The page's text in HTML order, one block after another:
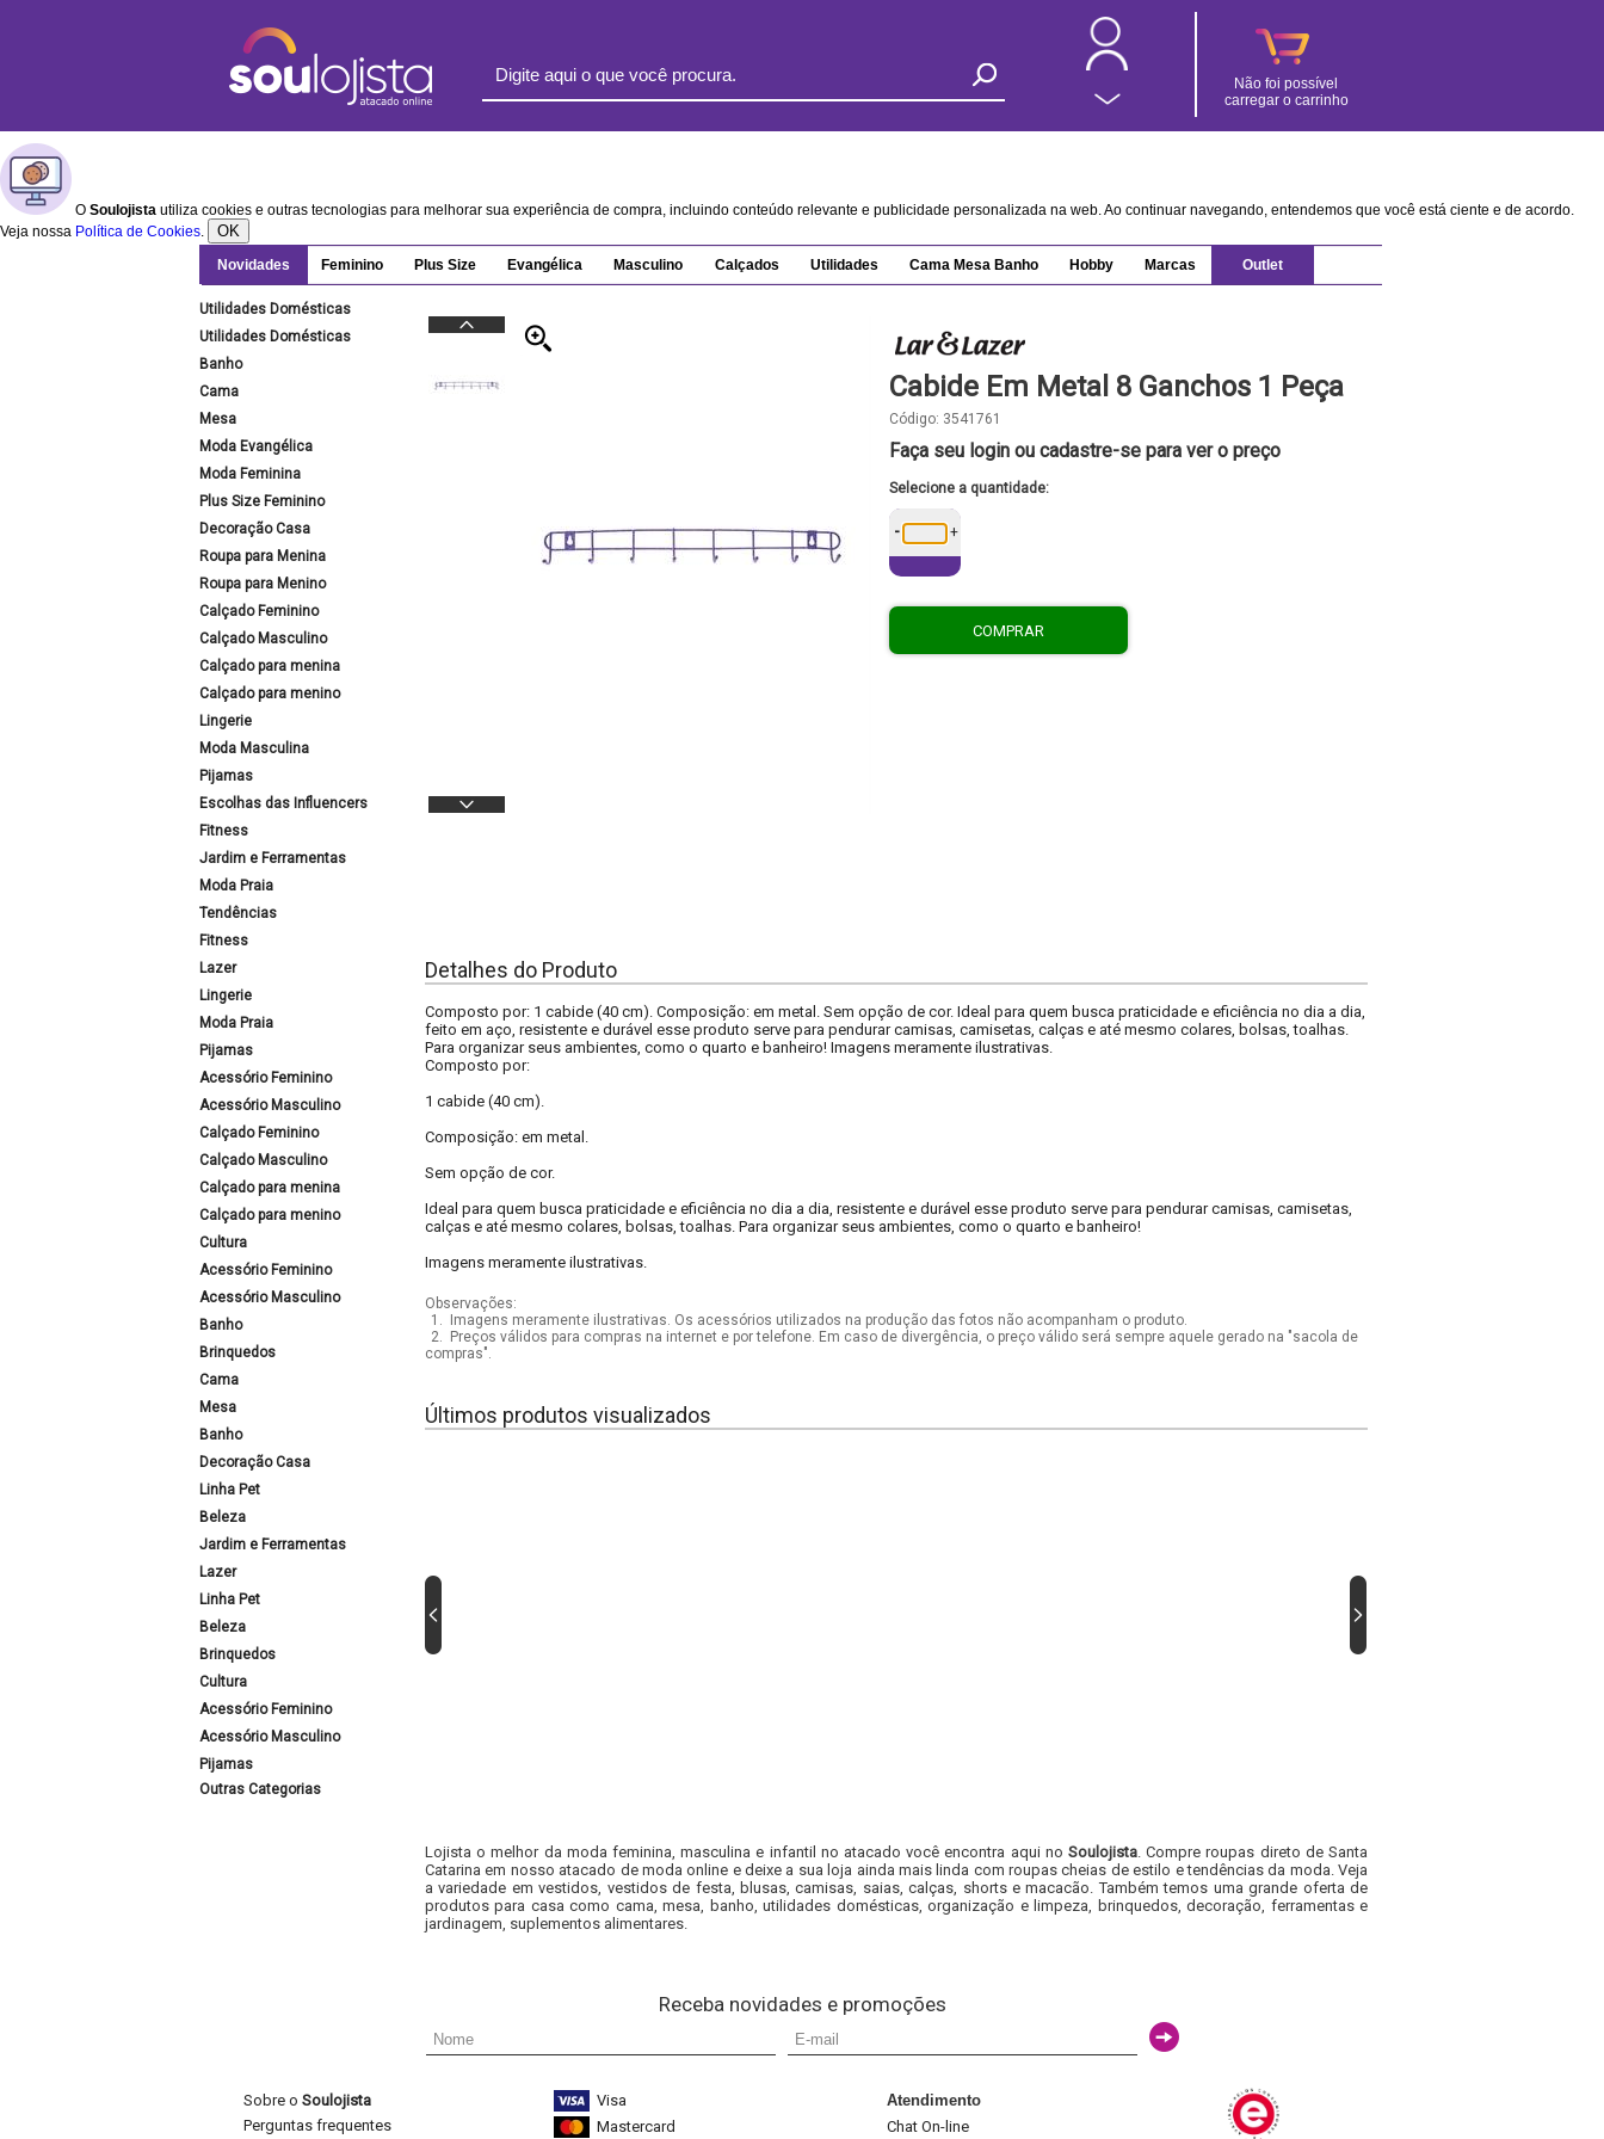
Não foi possível
carregar o carrinho
O Soulojista utiliza cookies e outras tecnologias para melhorar sua experiência de compra, incluindo conteúdo relevante e publicidade personalizada na web. Ao continuar navegando, entendemos que você está ciente e de acordo.
Veja nossa Política de Cookies. OK
Novidades Feminino Plus Size Evangélica Masculino Calçados Utilidades Cama Mesa Banho Hobby Marcas Outlet
Utilidades Domésticas
Utilidades Domésticas
Banho
Cama
Mesa
Moda Evangélica
Moda Feminina
Plus Size Feminino
Decoração Casa
Roupa para Menina
Roupa para Menino
Calçado Feminino
Calçado Masculino
Calçado para menina
Calçado para menino
Lingerie
Moda Masculina
Pijamas
Escolhas das Influencers
Fitness
Jardim e Ferramentas
Moda Praia
Tendências
Fitness
Lazer
Lingerie
Moda Praia
Pijamas
Acessório Feminino
Acessório Masculino
Calçado Feminino
Calçado Masculino
Calçado para menina
Calçado para menino
Cultura
Acessório Feminino
Acessório Masculino
Banho
Brinquedos
Cama
Mesa
Banho
Decoração Casa
Linha Pet
Beleza
Jardim e Ferramentas
Lazer
Linha Pet
Beleza
Brinquedos
Cultura
Acessório Feminino
Acessório Masculino
Pijamas
Outras Categorias
Cabide Em Metal 8 Ganchos 1 Peça
Código: 3541761
Faça seu login ou cadastre-se para ver o preço
Selecione a quantidade:
- +
COMPRAR
Detalhes do Produto
Composto por: 1 cabide (40 cm). Composição: em metal. Sem opção de cor. Ideal para quem busca praticidade e eficiência no dia a dia,
feito em aço, resistente e durável esse produto serve para pendurar camisas, camisetas, calças e até mesmo colares, bolsas, toalhas.
Para organizar seus ambientes, como o quarto e banheiro! Imagens meramente ilustrativas.
Composto por:
1 cabide (40 cm).
Composição: em metal.
Sem opção de cor.
Ideal para quem busca praticidade e eficiência no dia a dia, resistente e durável esse produto serve para pendurar camisas, camisetas,
calças e até mesmo colares, bolsas, toalhas. Para organizar seus ambientes, como o quarto e banheiro!
Imagens meramente ilustrativas.
Observações:
1.
Imagens meramente ilustrativas. Os acessórios utilizados na produção das fotos não acompanham o produto.
2.
Preços válidos para compras na internet e por telefone. Em caso de divergência, o preço válido será sempre aquele gerado na "sacola de
compras".
Últimos produtos visualizados
Lojista o melhor da moda feminina, masculina e infantil no atacado você encontra aqui no Soulojista. Compre roupas direto de Santa
Catarina em nosso atacado de moda online e deixe a sua loja ainda mais linda com roupas cheias de estilo e tendências da moda. Veja
a variedade em vestidos, vestidos de festa, blusas, camisas, saias, calças, shorts e macacão. Também temos uma grande oferta de
produtos para casa como cama, mesa, banho, utilidades domésticas, organização e limpeza, brinquedos, decoração, ferramentas e
jardinagem, suplementos alimentares.
Receba novidades e promoções
Sobre o Soulojista
Perguntas frequentes
Visa
Mastercard
Atendimento
Chat On-line